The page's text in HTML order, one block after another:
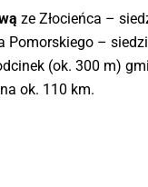
ze Złocieńca –
Pomorskiego –
(ok. 300 m)
ok. 110 km.